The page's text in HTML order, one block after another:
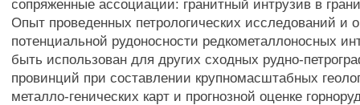
сопряженные ассоциации: гранитный интрузив в
Опыт проведенных петрологических исследований и
потенциальной рудоносности редкометаллоносных
быть использован для других сходных рудно-
провинций при составлении крупномасштабных
металло-генических карт и прогнозной оценке